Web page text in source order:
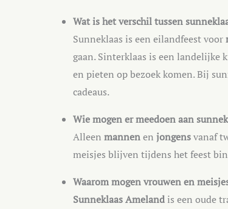
Wat is het verschil tussen
Sunneklaas is een eilandfeest voor
gaan. Sinterklaas is een landelijke
en pieten op bezoek komen. Bij
cadeaus.
Wie mogen er meedoen aan
Alleen mannenen jongensvanaf
meisjes blijven tijdens het feest
Waarom mogen vrouwen en
Sunneklaas Ameland is een oude